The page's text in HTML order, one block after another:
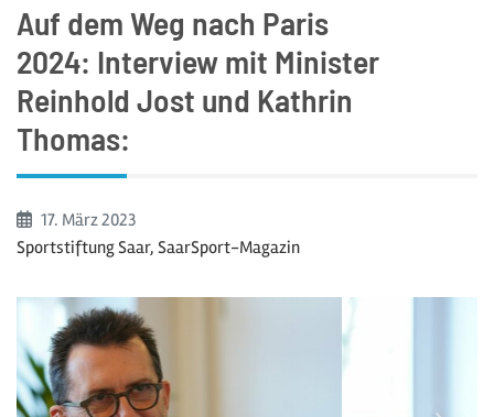
Auf dem Weg nach Paris
2024: Interview mit Minister
Reinhold Jost und Kathrin
Thomas:
Beginn:
17. März2023
Sportstiftung Saar, SaarSport-Magazin